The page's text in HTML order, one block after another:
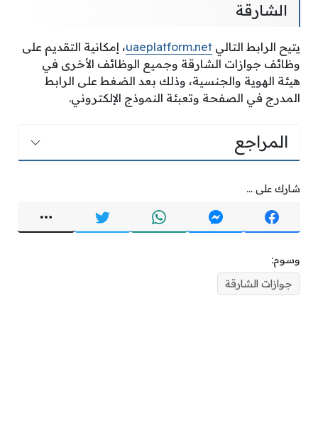
الشارقة
يتيح الرابط التالي uaeplatform.net، إمكانية التقديم على
وظائف جوازات الشارقة وجميع الوظائف الأخرى في
هيئة الهوية والجنسية، وذلك بعد الضغط على الرابط
المدرج في الصفحة وتعبئة النموذج الإلكتروني.
المراجع
شارك على ...
وسوم:
جوازات الشارقة